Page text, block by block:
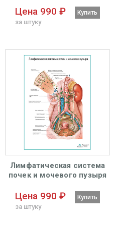
А1+/А2+
Цена 990 ₽
за штуку
Купить
Лимфатическая система
почек и мочевого пузыря
Цена 990 ₽
за штуку
Купить